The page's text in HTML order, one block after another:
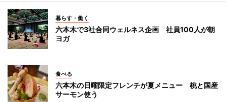
暮らす・働く
六本木で3社合同ウェルネス企画 社員100人が朝
ヨガ
食べる
六本木の日曜限定フレンチが夏メニュー 桃と国産
サーモン使う